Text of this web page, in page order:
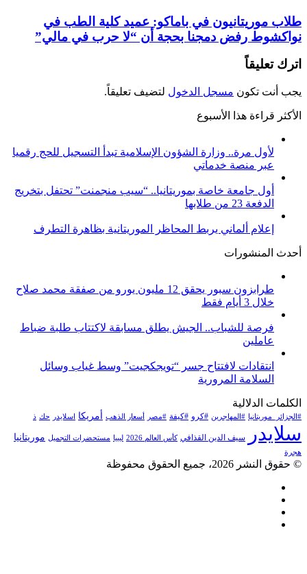
طلاب موريتانيون في باماكو: عميد كلية الطب في
نواكشوط رفض دمجنا بحجة أن “لا حرب في مالي”
اترك تعليقاً
يجب أنت تكون مسجل الدخول لتضيف تعليقاً.
الأكثر قراءة هذا الأسبوع
لأول مرة.. وزارة الشؤون الإسلامية تبدأ التسجيل للحج رقميا
عبر منصة خدماتي
أول جامعة خاصة بموريتانيا.. “سيب منجمنت” تحتفل بتخريج
الدفعة 23 من طلابها
إعلام ألماني يربط المحاظر الموريتانية بظاهرة التطرف
أحدث المنشورات
طرابزون سبور يحقق 12 مليون يورو من صفقة محمد صلاح
خلال 3 أيام فقط
فرصة للشباب.. الجيش يطلق مسابقة لاكتتاب طلبة ضباط
عاملين
انتقادات لافتتاح جسر “تويجكجيت” وسط غياب وسائل
السلامة المرورية
الكلمات الدلالية
#الجزائر_موريتانيا #المهاجرين #كرو #كيفة #مصر أسعار الذهب أمريكا اسلايدر حك ذ
سلايدر سيف الدين القذافي كأس العالم 2026 ليبيا مستحضرات التجميل موريتانيا
هجرة
© حقوق النشر 2026، جميع الحقوق محفوظة